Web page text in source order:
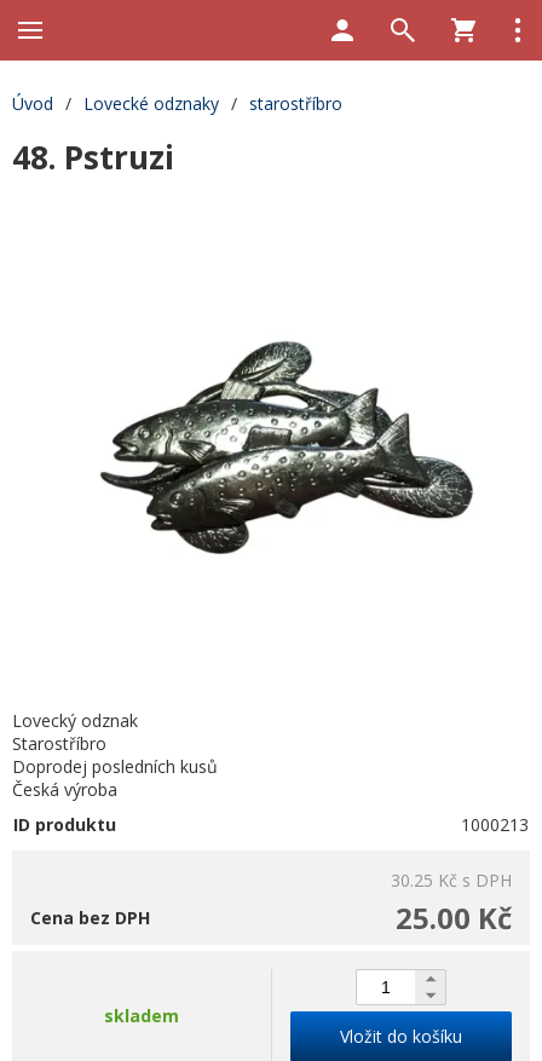
Úvod / Lovecké odznaky / starostříbro
48. Pstruzi
Lovecký odznak
Starostříbro
Doprodej posledních kusů
Česká výroba
ID produktu
1000213
30.25 Kč s DPH
25.00 Kč
Cena bez DPH
skladem
Vložit do košíku